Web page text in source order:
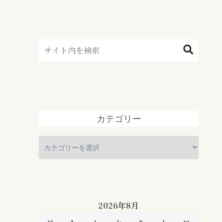
カテゴリー
2026年8月